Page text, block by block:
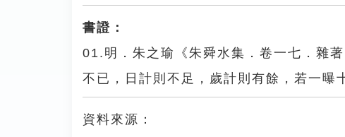
書證：
01.明．朱之瑜《朱舜水集．卷一七．雜
不已，日計則不足，歲計則有餘，若一曝
資料來源：